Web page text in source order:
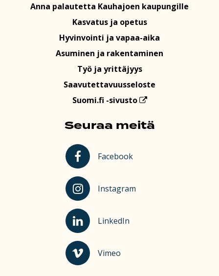
Anna palautetta Kauhajoen kaupungille
Kasvatus ja opetus
Hyvinvointi ja vapaa-aika
Asuminen ja rakentaminen
Työ ja yrittäjyys
Saavutettavuusseloste
Suomi.fi -sivusto
Seuraa meitä
Kauhajoki Facebookissa
Facebook
Kauhajoki Instagramissa
Instagram
Kauhajoki LinkedInissä
LinkedIn
Kauhajoki Vimeossa
Vimeo